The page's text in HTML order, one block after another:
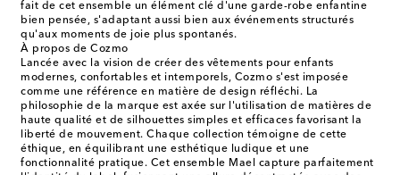
fait de cet ensemble un élément clé d'une garde-robe enfantine
bien pensée, s'adaptant aussi bien aux événements structurés
qu'aux moments de joie plus spontanés.
À propos de Cozmo
Lancée avec la vision de créer des vêtements pour enfants
modernes, confortables et intemporels, Cozmo s'est imposée
comme une référence en matière de design réfléchi. La
philosophie de la marque est axée sur l'utilisation de matières de
haute qualité et de silhouettes simples et efficaces favorisant la
liberté de mouvement. Chaque collection témoigne de cette
éthique, en équilibrant une esthétique ludique et une
fonctionnalité pratique. Cet ensemble Mael capture parfaitement